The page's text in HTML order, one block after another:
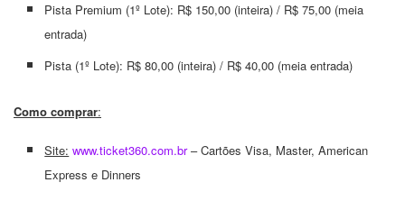
Pista Premium (1º Lote): R$ 150,00 (inteira) / R$ 75,00 (meia
entrada)
Pista (1º Lote): R$ 80,00 (inteira) / R$ 40,00 (meia entrada)
Como comprar:
Site: www.ticket360.com.br– Cartões Visa, Master, American
Express e Dinners